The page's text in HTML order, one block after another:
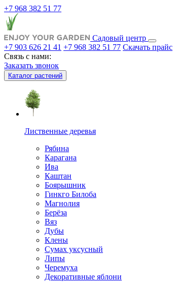
+7 968 382 51 77
Садовый центр
+7 903 626 21 41 +7 968 382 51 77 Скачать прайс
Связь с нами:
Заказать звонок
Каталог растений
Лиственные деревья
Рябина
Карагана
Ива
Каштан
Боярышник
Гинкго Билоба
Магнолия
Берёза
Вяз
Дубы
Клены
Сумах уксусный
Липы
Черемуха
Декоративные яблони